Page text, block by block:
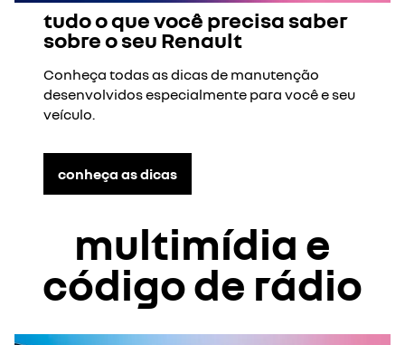
tudo o que você precisa saber
sobre o seu Renault
Conheça todas as dicas de manutenção
desenvolvidos especialmente para você e seu
veículo.
conheça as dicas
multimídia e
código de rádio